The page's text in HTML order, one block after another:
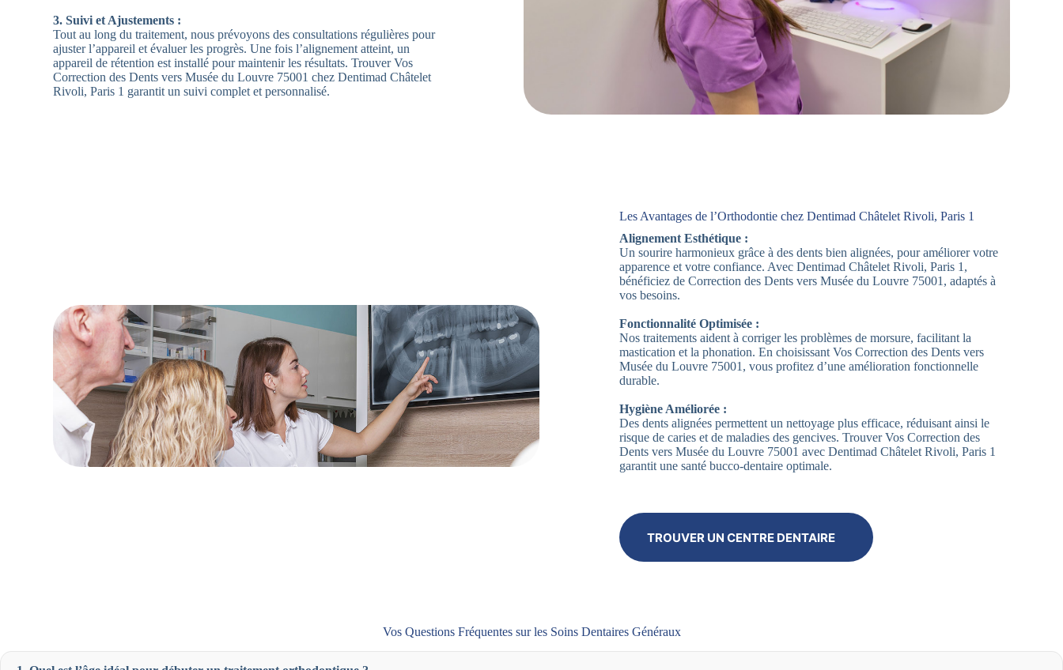
3. Suivi et Ajustements :
Tout au long du traitement, nous prévoyons des consultations régulières pour
ajuster l’appareil et évaluer les progrès. Une fois l’alignement atteint, un
appareil de rétention est installé pour maintenir les résultats. Trouver Vos
Correction des Dents vers Musée du Louvre 75001 chez Dentimad Châtelet
Rivoli, Paris 1 garantit un suivi complet et personnalisé.
Les Avantages de l’Orthodontie chez Dentimad Châtelet Rivoli, Paris 1
Alignement Esthétique :
Un sourire harmonieux grâce à des dents bien alignées, pour améliorer votre
apparence et votre confiance. Avec Dentimad Châtelet Rivoli, Paris 1,
bénéficiez de Correction des Dents vers Musée du Louvre 75001, adaptés à
vos besoins.
Fonctionnalité Optimisée :
Nos traitements aident à corriger les problèmes de morsure, facilitant la
mastication et la phonation. En choisissant Vos Correction des Dents vers
Musée du Louvre 75001, vous profitez d’une amélioration fonctionnelle
durable.
Hygiène Améliorée :
Des dents alignées permettent un nettoyage plus efficace, réduisant ainsi le
risque de caries et de maladies des gencives. Trouver Vos Correction des
Dents vers Musée du Louvre 75001 avec Dentimad Châtelet Rivoli, Paris 1
garantit une santé bucco-dentaire optimale.
TROUVER UN CENTRE DENTAIRE
Vos Questions Fréquentes sur les Soins Dentaires Généraux